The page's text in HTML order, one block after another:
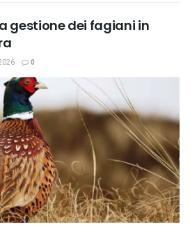
gestione dei fagiani in
0